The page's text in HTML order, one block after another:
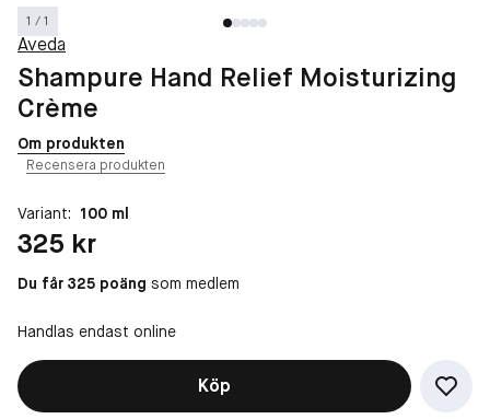
1 / 1
Aveda
Shampure Hand Relief Moisturizing
Crème
Om produkten
Recensera produkten
Variant: 100 ml
Pris: 325 kr
325 kr
Du får 325 poäng som medlem
Handlas endast online
Köp